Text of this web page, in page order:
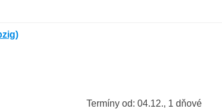
Termíny od: 04.12., 1 dňové